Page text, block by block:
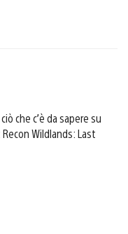
che c’è da sapere su
Wildlands: Last